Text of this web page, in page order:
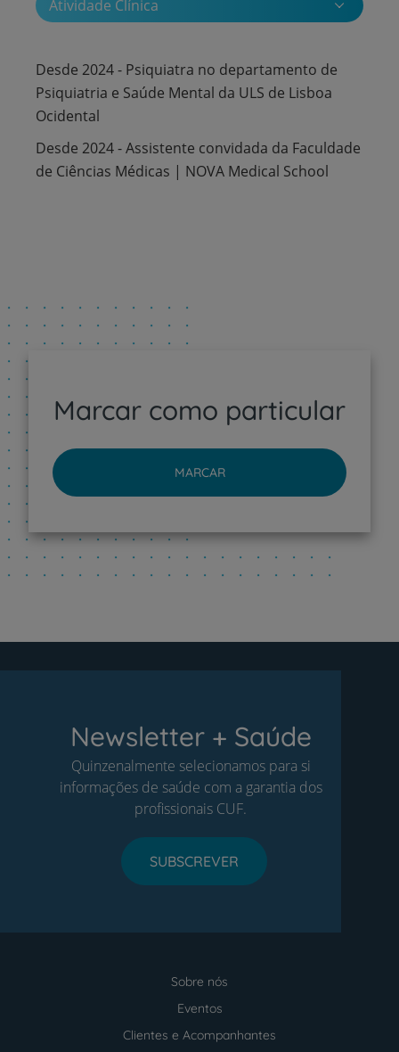
Atividade Clínica
Desde 2024 - Psiquiatra no departamento de
Psiquiatria e Saúde Mental da ULS de Lisboa
Ocidental
Desde 2024 - Assistente convidada da Faculdade
de Ciências Médicas | NOVA Medical School
Marcar como particular
MARCAR
Newsletter + Saúde
Quinzenalmente selecionamos para si
informações de saúde com a garantia dos
profissionais CUF.
SUBSCREVER
Sobre nós
Eventos
Clientes e Acompanhantes